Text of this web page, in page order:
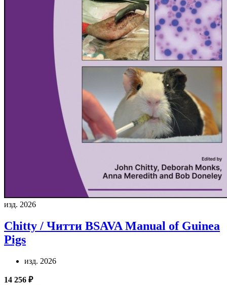
изд. 2026
Chitty / Читти BSAVA Manual of Guinea
Pigs
изд. 2026
14 256 ₽